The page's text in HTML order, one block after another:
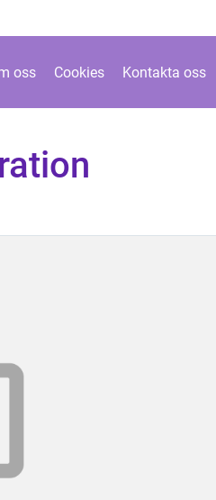
oss Cookies Kontakta oss